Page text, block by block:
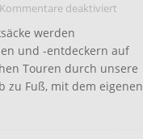
Kommentare deaktiviert
werden
und -entdeckern auf
Touren durch unsere
zu Fuß, mit dem eigenen